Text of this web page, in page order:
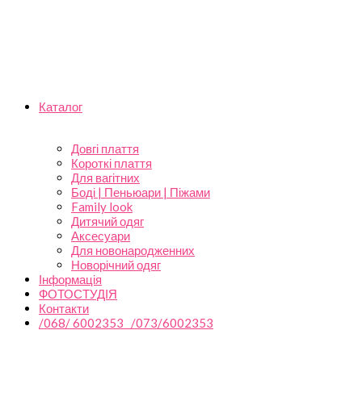
Каталог
Довгі плаття
Короткі плаття
Для вагітних
Боді | Пеньюари | Піжами
Family look
Дитячий одяг
Аксесуари
Для новонародженних
Новорічний одяг
Інформація
ФОТОСТУДІЯ
Контакти
/068/ 6002353 /073/6002353